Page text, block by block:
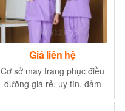
Giá liên hệ
Cơ sở may trang phục điều
dưỡng giá rẻ, uy tín, đảm
bảo chất lượng